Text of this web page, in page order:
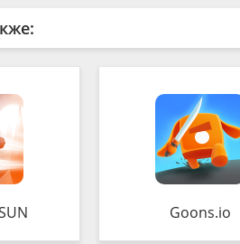
Goons.io